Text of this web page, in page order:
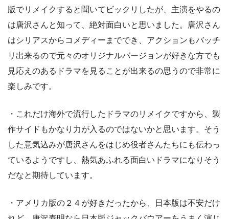
版でリメイクすると聞いてビックリしたが、主演をやるの
は唐沢さんと知って、絶対面白いと思いました。唐沢さん
はシリアスからコメディーまででき、アクションもバッチ
リ出来るので元々のオリジナルバージョンが好きな方でも
見応えのあるドラマを見ることが出来るの思うので非常に
楽しみです。
・これだけ海外で流行したドラマのリメイクですから、製
作サイドもかなり力が入るのではないかと思います。そう
した意気込みが唐沢さんをはじめ役者さんたちにも伝わっ
ているようですし、熱気あふれる面白いドラマになりそう
だなと期待しています。
・アメリカ版の２４が好きだったから、日本版は不安だけ